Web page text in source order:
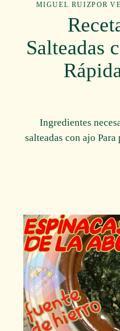
POR
MIGUEL RUIZ
Salteadas
Ingredientes
salteadas con ajo